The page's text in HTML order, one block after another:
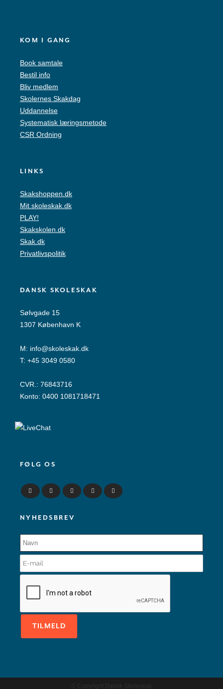
KOM I GANG
Book samtale
Bestil info
Bliv medlem
Skolernes Skakdag
Uddannelse
Systematisk læringsmetode
CSR Ordning
LINKS
Skakshoppen.dk
Mit.skoleskak.dk
PLAY!
Skakskolen.dk
Skak.dk
Privatlivspolitik
DANSK SKOLESKAK
Sølvgade 15
1307 København K
M: info@skoleskak.dk
T: +45 3049 0580
CVR.: 76843716
Konto: 0400 1081718471
FØLG OS
NYHEDSBREV
© Copyright Dansk Skoleskak